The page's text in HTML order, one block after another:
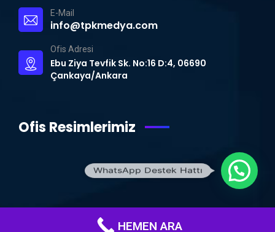
E-Mail
info@tpkmedya.com
Ofis Adresi
Ebu Ziya Tevfik Sk. No:16 D:4, 06690
Çankaya/Ankara
Ofis Resimlerimiz
WhatsApp Destek Hattı
HEMEN ARA